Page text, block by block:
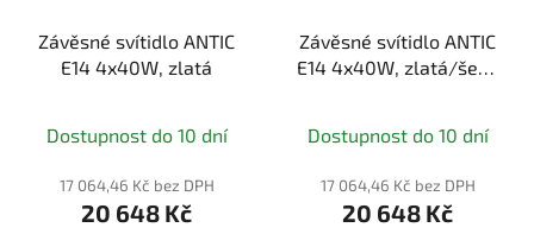
Závěsné svítidlo ANTIC
E14 4x40W, zlatá
Dostupnost do 10 dní
17 064,46 Kč bez DPH
20 648 Kč
Závěsné svítidlo ANTIC
E14 4x40W, zlatá/šedé
Dostupnost do 10 dní
17 064,46 Kč bez DPH
20 648 Kč